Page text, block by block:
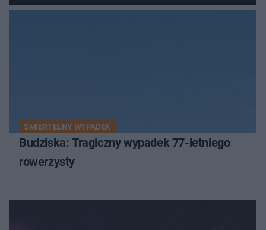
ŚMIERTELNY WYPADEK
Budziska: Tragiczny wypadek 77-letniego
rowerzysty